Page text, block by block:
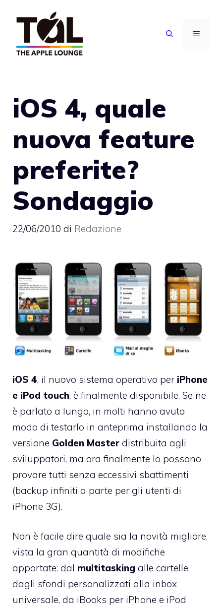
contenuto
MENU
iOS 4, quale
nuova feature
preferite?
Sondaggio
22/06/2010 di Redazione
iOS 4, il nuovo sistema operativo per iPhone
e iPod touch, è finalmente disponibile. Se ne
è parlato a lungo, in molti hanno avuto
modo di testarlo in anteprima installando la
versione Golden Master distribuita agli
sviluppatori, ma ora finalmente lo possono
provare tutti senza eccessivi sbattimenti
(backup infiniti a parte per gli utenti di
iPhone 3G).
Non è facile dire quale sia la novità migliore,
vista la gran quantità di modifiche
apportate: dal multitasking alle cartelle,
dagli sfondi personalizzati alla inbox
universale, da iBooks per iPhone e iPod